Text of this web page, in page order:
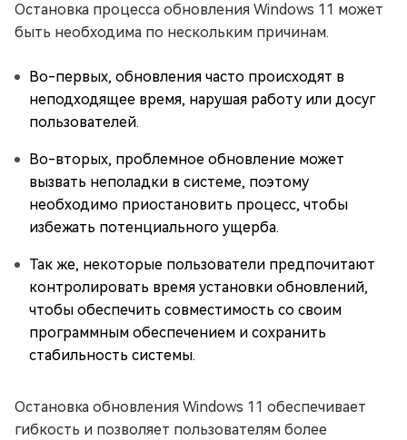
Остановка процесса обновления Windows 11 может
быть необходима по нескольким причинам.
Во-первых, обновления часто происходят в
неподходящее время, нарушая работу или досуг
пользователей.
Во-вторых, проблемное обновление может
вызвать неполадки в системе, поэтому
необходимо приостановить процесс, чтобы
избежать потенциального ущерба.
Так же, некоторые пользователи предпочитают
контролировать время установки обновлений,
чтобы обеспечить совместимость со своим
программным обеспечением и сохранить
стабильность системы.
Остановка обновления Windows 11 обеспечивает
гибкость и позволяет пользователям более